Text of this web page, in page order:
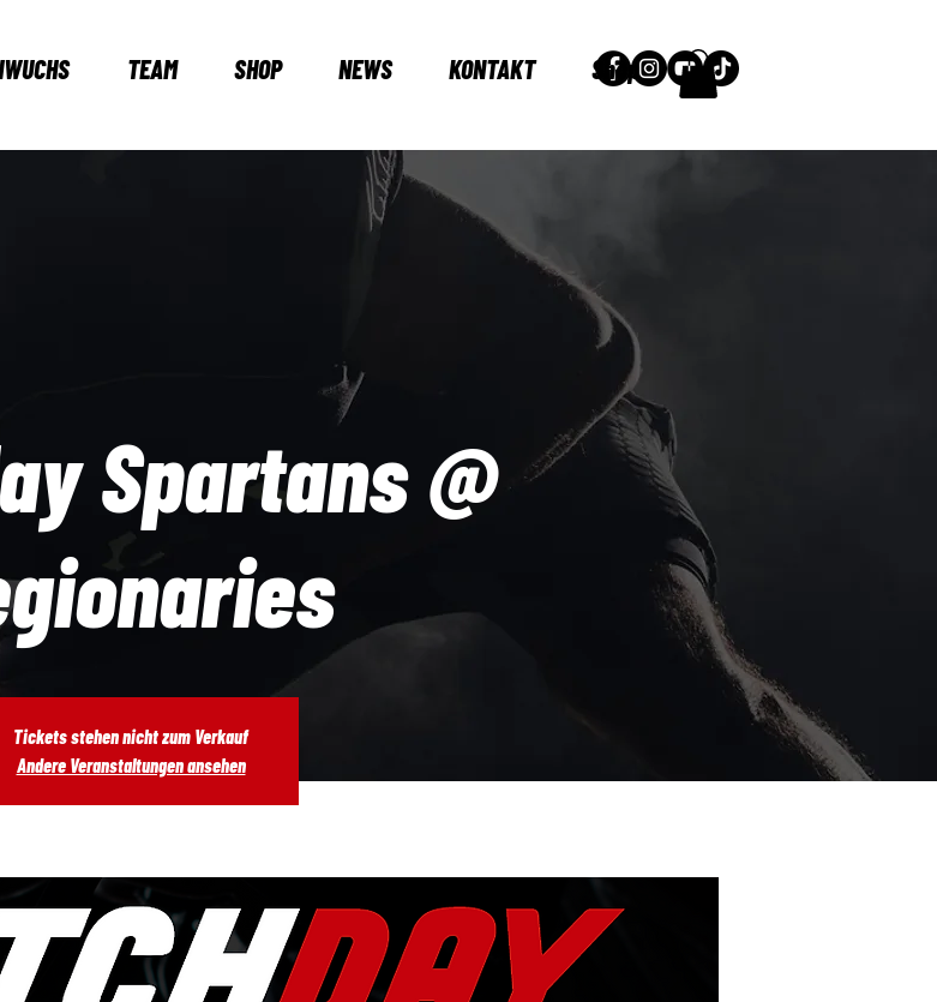
TEAM SHOP NEWS KONTAKT Shop
Spartans @
Tickets stehen nicht zum Verkauf
Andere Veranstaltungen ansehen